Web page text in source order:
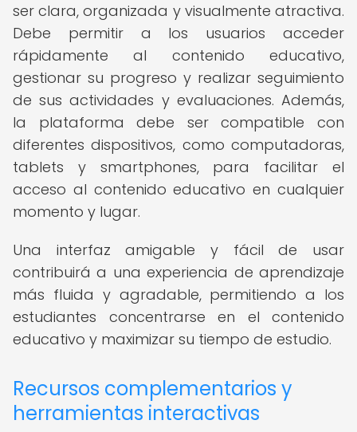
ser clara, organizada y visualmente atractiva.
Debe permitir a los usuarios acceder
rápidamente al contenido educativo,
gestionar su progreso y realizar seguimiento
de sus actividades y evaluaciones. Además,
la plataforma debe ser compatible con
diferentes dispositivos, como computadoras,
tablets y smartphones, para facilitar el
acceso al contenido educativo en cualquier
momento y lugar.
Una interfaz amigable y fácil de usar
contribuirá a una experiencia de aprendizaje
más fluida y agradable, permitiendo a los
estudiantes concentrarse en el contenido
educativo y maximizar su tiempo de estudio.
Recursos complementarios y
herramientas interactivas